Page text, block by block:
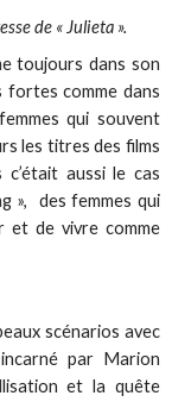
de « Julieta ».
toujours dans son
fortes comme dans
qui souvent
les titres des films
aussi le cas
», des femmes qui
et de vivre comme
scénarios avec
par Marion
et la quête